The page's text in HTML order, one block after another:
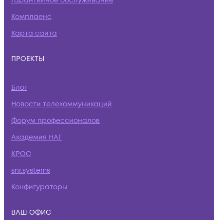
Комплаенс
Карта сайта
ПРОЕКТЫ
Блог
Новости телекоммуникаций
Форум профессионалов
Академия НАГ
КРОС
snr.systems
Конфигураторы
ВАШ ОФИС